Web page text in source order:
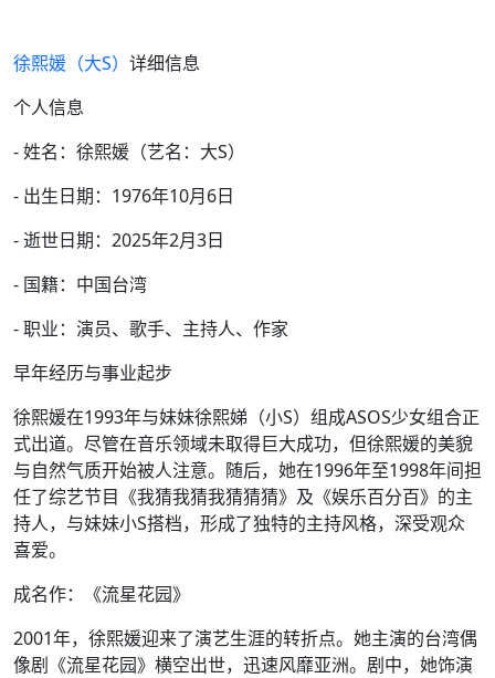
徐熙媛（大S） 详细信息
个人信息
- 姓名：徐熙媛（艺名：大S）
- 出生日期：1976年10月6日
- 逝世日期：2025年2月3日
- 国籍：中国台湾
- 职业：演员、歌手、主持人、作家
早年经历与事业起步
徐熙媛在1993年与妹妹徐熙娣（小S）组成ASOS少女组合正
式出道。尽管在音乐领域未取得巨大成功，但徐熙媛的美貌
与自然气质开始被人注意。随后，她在1996年至1998年间担
任了综艺节目《我猜我猜我猜猜猜》及《娱乐百分百》的主
持人，与妹妹小S搭档，形成了独特的主持风格，深受观众
喜爱。
成名作：《流星花园》
2001年，徐熙媛迎来了演艺生涯的转折点。她主演的台湾偶
像剧《流星花园》横空出世，迅速风靡亚洲。剧中，她饰演